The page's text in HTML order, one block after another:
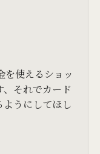
使えるショッ
それでカード
うにしてほし